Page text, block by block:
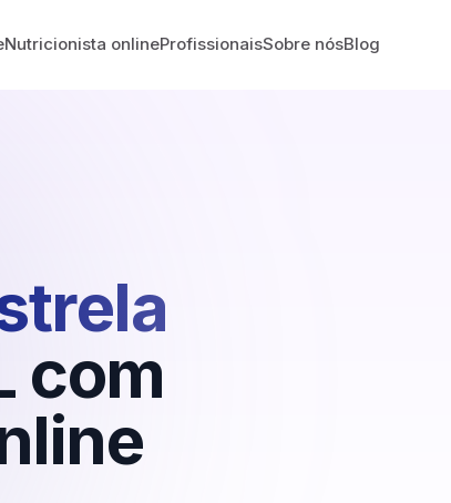
Nutricionista onlineProfissionaisSobre nósBlog
com